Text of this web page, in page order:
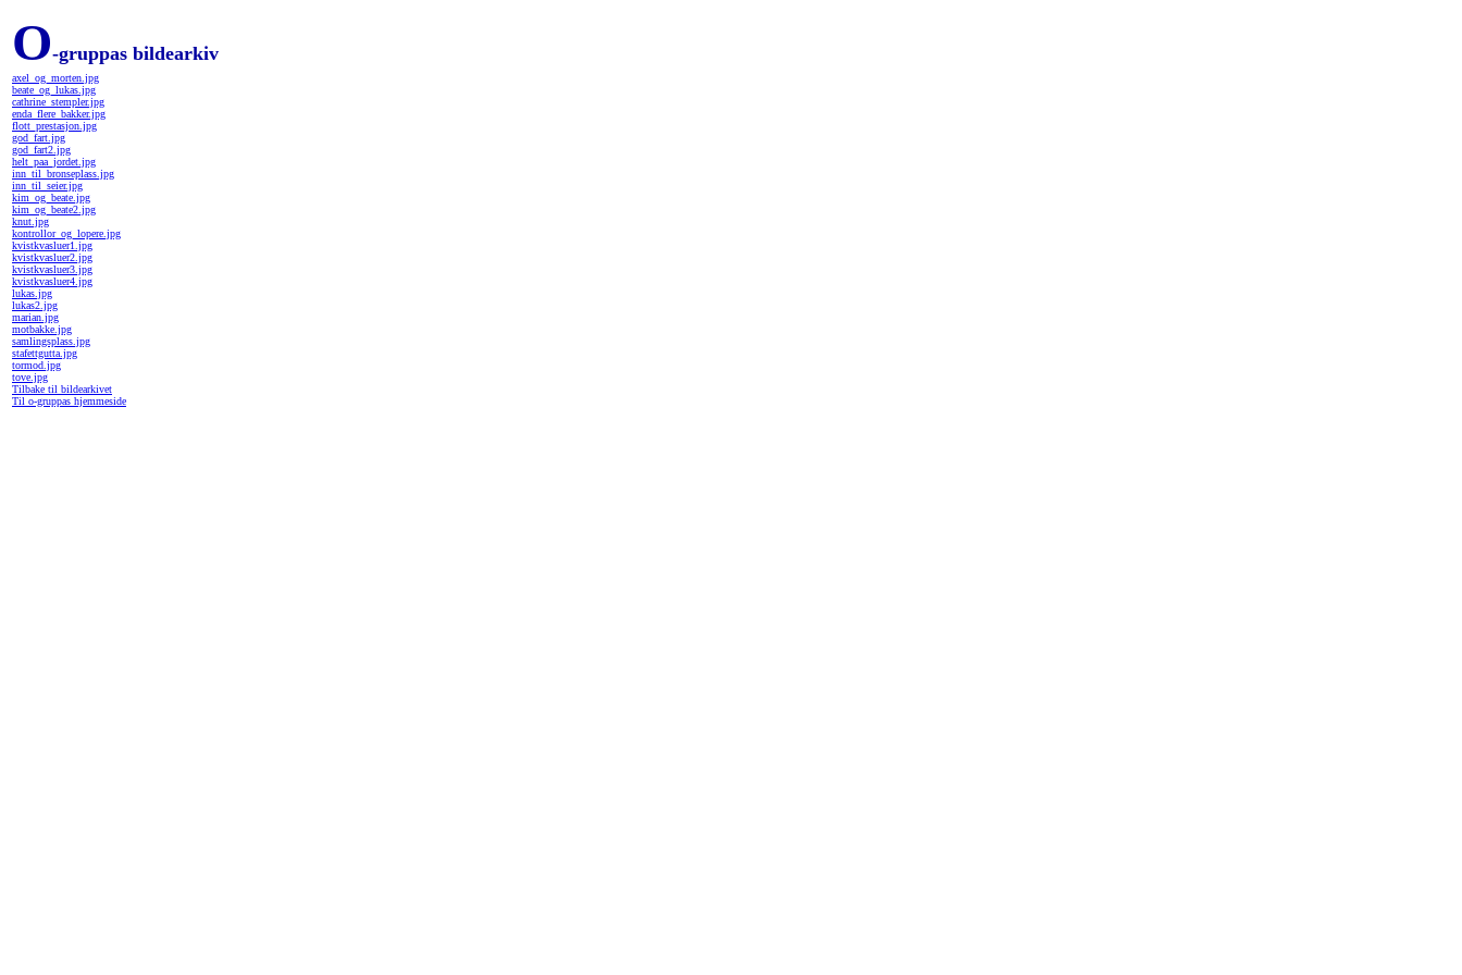
O-gruppas bildearkiv
axel_og_morten.jpg
beate_og_lukas.jpg
cathrine_stempler.jpg
enda_flere_bakker.jpg
flott_prestasjon.jpg
god_fart.jpg
god_fart2.jpg
helt_paa_jordet.jpg
inn_til_bronseplass.jpg
inn_til_seier.jpg
kim_og_beate.jpg
kim_og_beate2.jpg
knut.jpg
kontrollor_og_lopere.jpg
kvistkvasluer1.jpg
kvistkvasluer2.jpg
kvistkvasluer3.jpg
kvistkvasluer4.jpg
lukas.jpg
lukas2.jpg
marian.jpg
motbakke.jpg
samlingsplass.jpg
stafettgutta.jpg
tormod.jpg
tove.jpg
Tilbake til bildearkivet
Til o-gruppas hjemmeside